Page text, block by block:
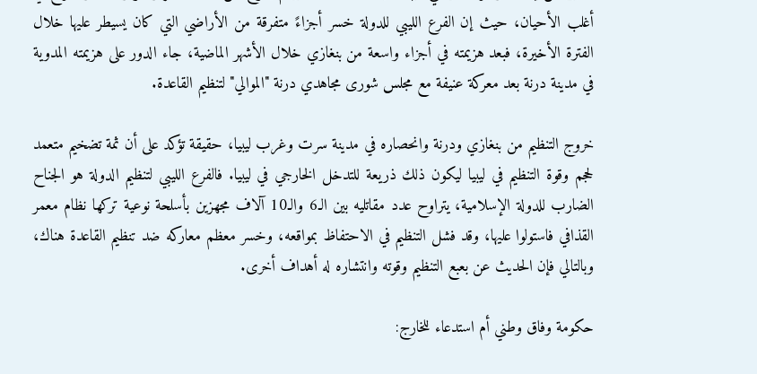
أغلب الأحيان، حيث إن الفرع الليبي للدولة خسر أجزاءً متفرقة من الأراضي التي كان يسيطر عليها خلال
الفترة الأخيرة، فبعد هزيمته في أجزاء واسعة من بنغازي خلال الأشهر الماضية، جاء الدور على هزيمته المدوية
في مدينة درنة بعد معركة عنيفة مع مجلس شورى مجاهدي درنة "الموالي" لتنظيم القاعدة.
خروج التنظيم من بنغازي ودرنة وانحصاره في مدينة سرت وغرب ليبيا، حقيقة تؤكد على أن ثمة تضخيم متعمد
لحجم وقوة التنظيم في ليبيا ليكون ذلك ذريعة للتدخل الخارجي في ليبيا. فالفرع الليبي لتنظيم الدولة هو الجناح
الضارب للدولة الإسلامية، يتراوح عدد مقاتليه بين الـ6 والـ10 آلاف مجهزين بأسلحة نوعية تركها نظام معمر
القذافي فاستولوا عليها، وقد فشل التنظيم في الاحتفاظ بمواقعه، وخسر معظم معاركه ضد تنظيم القاعدة هناك،
وبالتالي فإن الحديث عن بعبع التنظيم وقوته وانتشاره له أهداف أخرى.
حكومة وفاق وطني أم استدعاء للخارج: